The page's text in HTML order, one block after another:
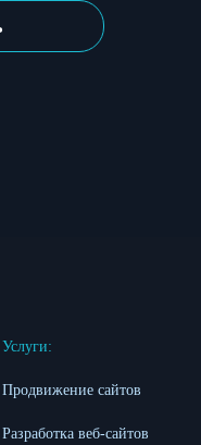
Услуги:
Продвижение сайтов
Разработка веб-сайтов